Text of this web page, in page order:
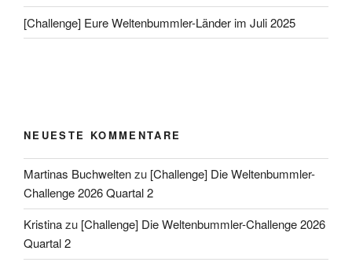
[Challenge] Eure Weltenbummler-Länder im Juli 2025
NEUESTE KOMMENTARE
Martinas Buchweltenzu [Challenge] Die Weltenbummler-
Challenge 2026 Quartal 2
Kristinazu [Challenge] Die Weltenbummler-Challenge 2026
Quartal 2